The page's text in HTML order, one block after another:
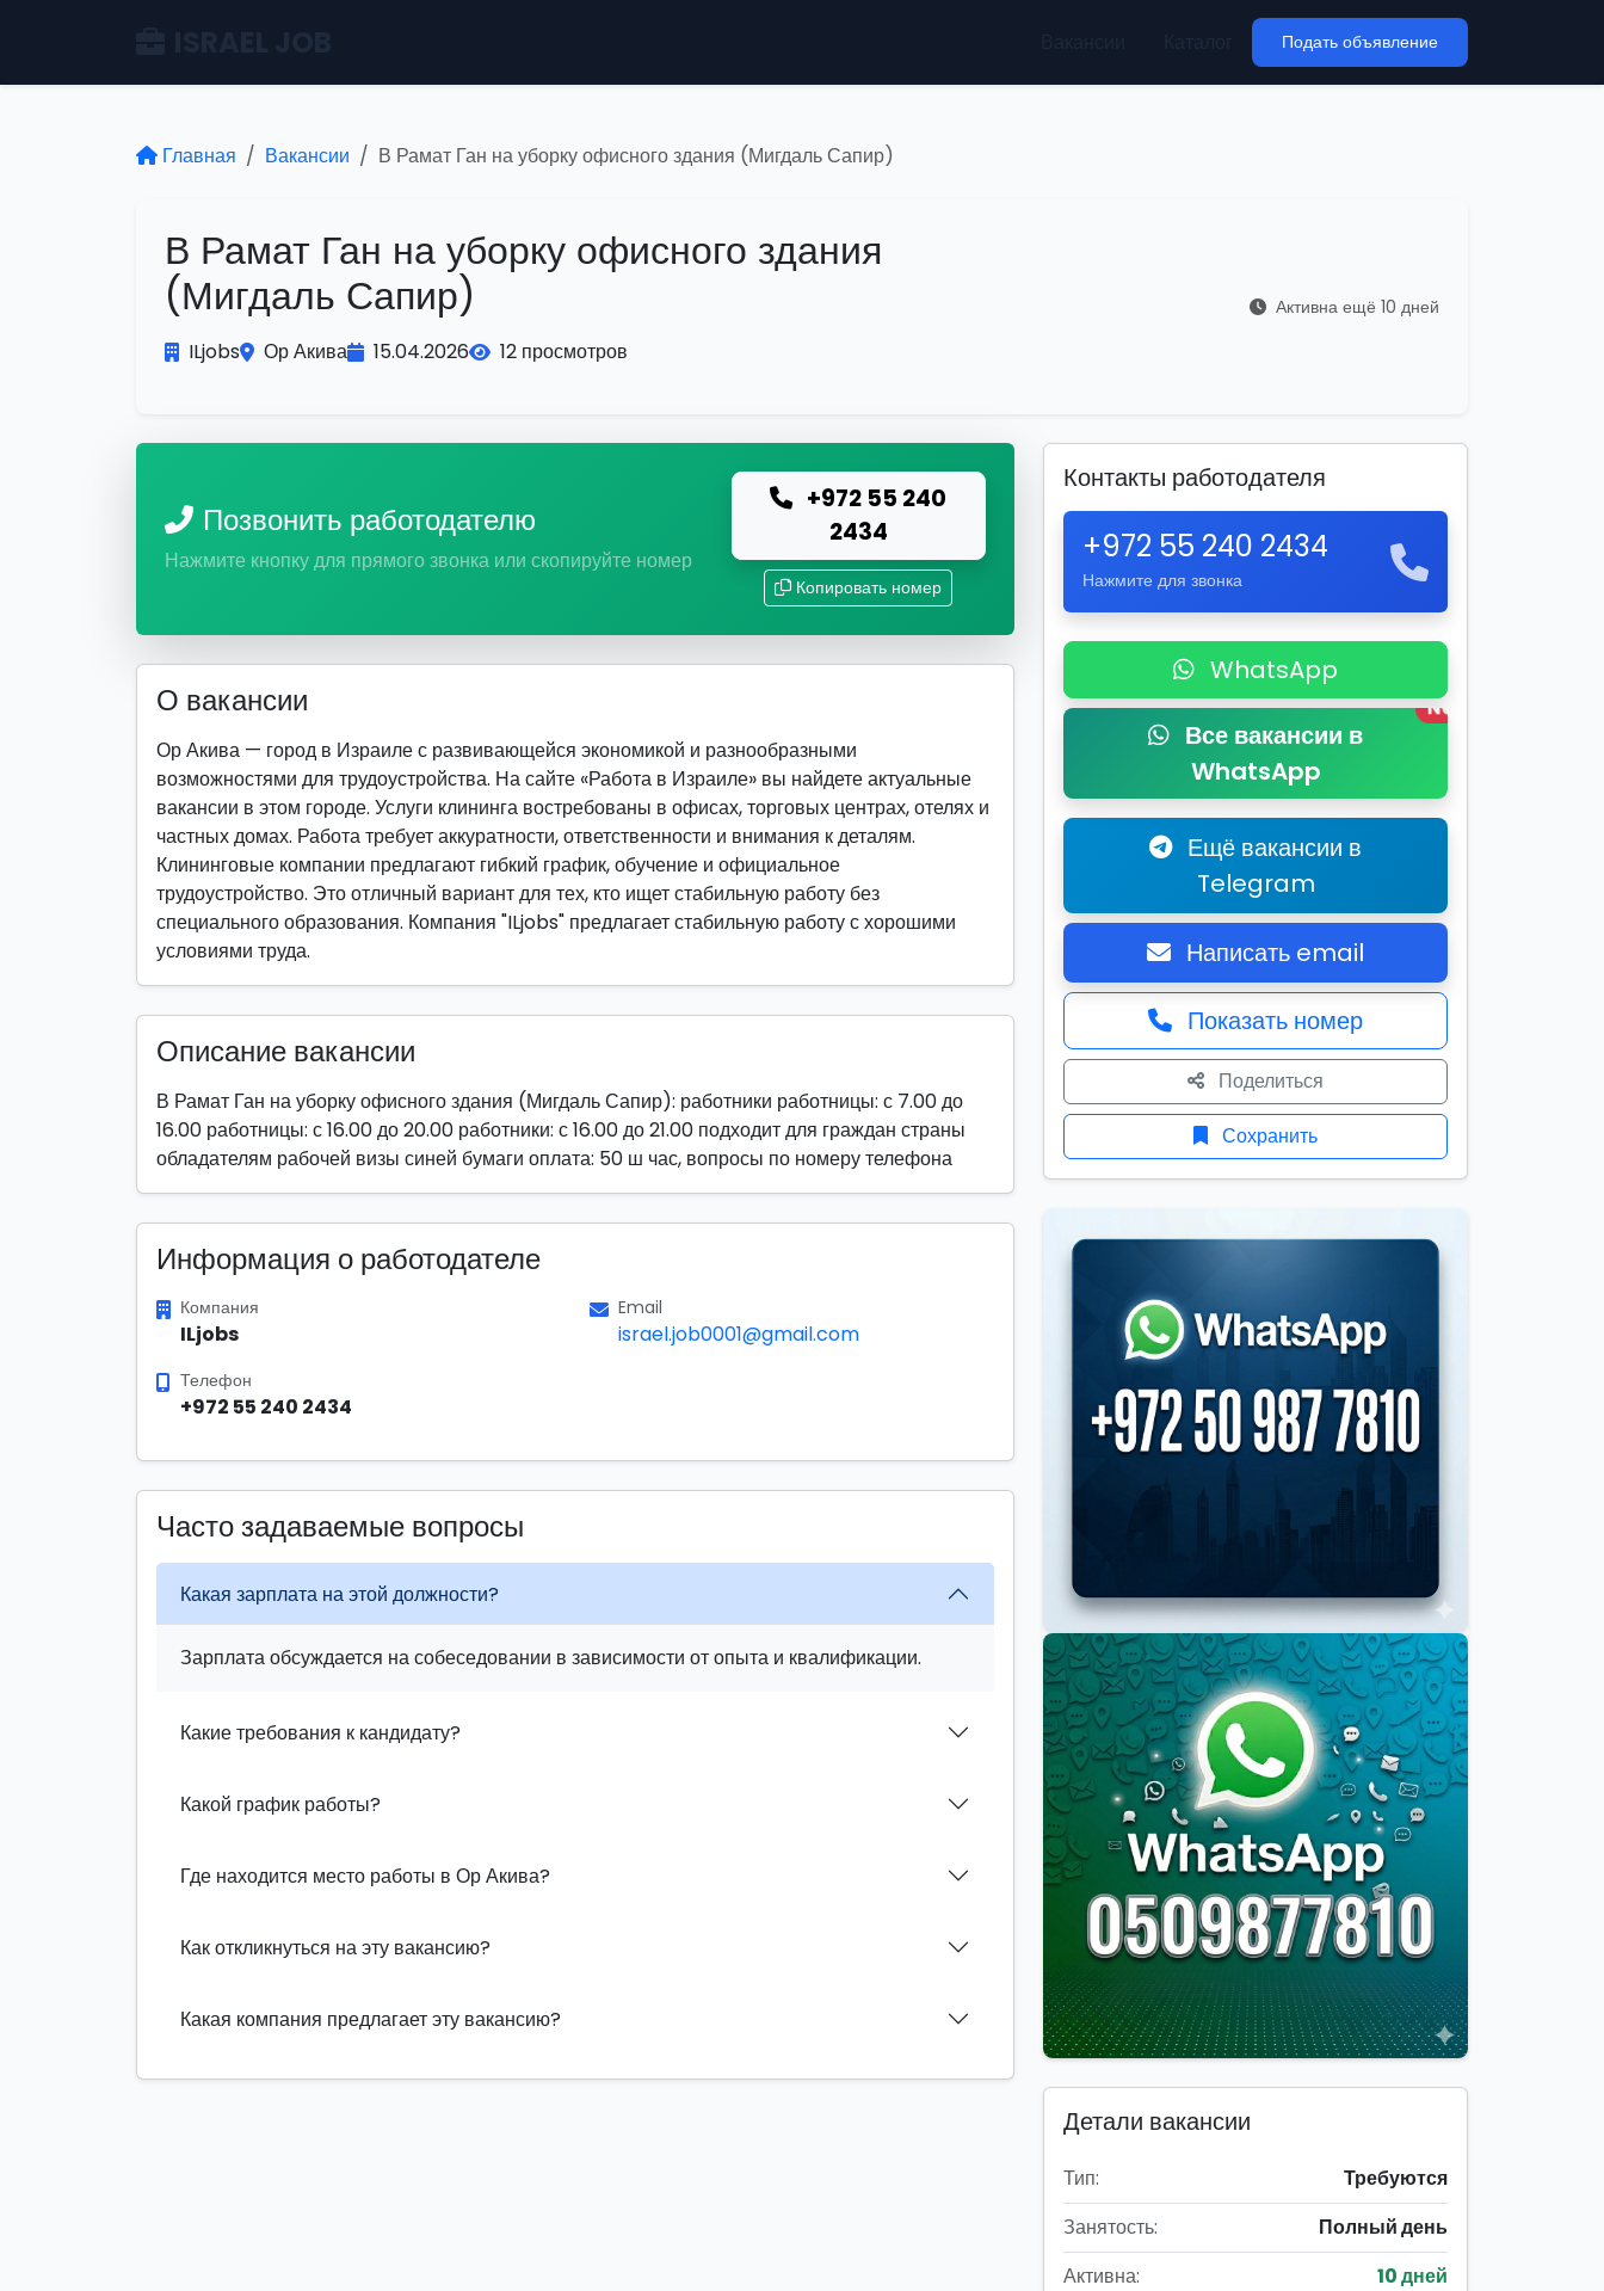
Подать объявление
Главная Вакансии В Рамат Ган на уборку офисного здания (Мигдаль Сапир)
В Рамат Ган на уборку офисного здания
(Мигдаль Сапир)
ILjobs Ор Акива 15.04.2026 12 просмотров
Активна ещё 10 дней
Позвонить работодателю
Нажмите кнопку для прямого звонка или скопируйте номер
+972 55 240
2434
Копировать номер
О вакансии
Ор Акива — город в Израиле с развивающейся экономикой и разнообразными
возможностями для трудоустройства. На сайте «Работа в Израиле» вы найдете актуальные
вакансии в этом городе. Услуги клининга востребованы в офисах, торговых центрах, отелях и
частных домах. Работа требует аккуратности, ответственности и внимания к деталям.
Клининговые компании предлагают гибкий график, обучение и официальное
трудоустройство. Это отличный вариант для тех, кто ищет стабильную работу без
специального образования. Компания "ILjobs" предлагает стабильную работу с хорошими
условиями труда.
Описание вакансии
В Рамат Ган на уборку офисного здания (Мигдаль Сапир): работники работницы: с 7.00 до
16.00 работницы: с 16.00 до 20.00 работники: с 16.00 до 21.00 подходит для граждан страны
обладателям рабочей визы синей бумаги оплата: 50 ш час, вопросы по номеру телефона
Информация о работодателе
Компания
ILjobs
Email
israel.job0001@gmail.com
Телефон
+972 55 240 2434
Часто задаваемые вопросы
Какая зарплата на этой должности?
Зарплата обсуждается на собеседовании в зависимости от опыта и квалификации.
Какие требования к кандидату?
Какой график работы?
Где находится место работы в Ор Акива?
Как откликнуться на эту вакансию?
Какая компания предлагает эту вакансию?
Контакты работодателя
+972 55 240 2434
Нажмите для звонка
WhatsApp
Все вакансии в
WhatsApp
New
Ещё вакансии в
Telegram
Написать email
Показать номер
Поделиться
Сохранить
Детали вакансии
Тип:
Требуются
Занятость:
Полный день
Активна:
10 дней